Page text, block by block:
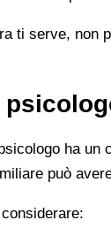
ti serve, non
ha
può